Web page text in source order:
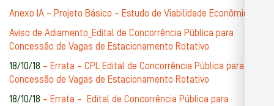
Anexo IA – Projeto Básico – Estudo de Viabilidade Econômica
Aviso de Adiamento_Edital de Concorrência Pública para
Concessão de Vagas de Estacionamento Rotativo
18/10/18 – Errata – CPL Edital de Concorrência Pública para
Concessão de Vagas de Estacionamento Rotativo
18/10/18 – Errata – Edital de Concorrência Pública para